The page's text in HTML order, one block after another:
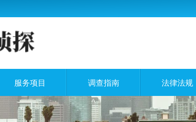
服务项目 调查指南 法律法规